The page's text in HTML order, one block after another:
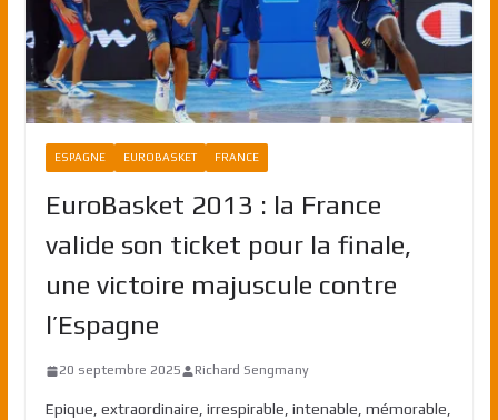
ESPAGNE EUROBASKET FRANCE
EuroBasket 2013 : la France
valide son ticket pour la finale,
une victoire majuscule contre
l’Espagne
20 septembre 2025 Richard Sengmany
Epique, extraordinaire, irrespirable, intenable, mémorable,